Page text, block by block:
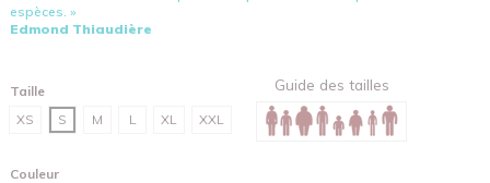
espèces. »
Edmond Thiaudière
Taille
XS
S M L XL XXL
Guide des tailles
Couleur